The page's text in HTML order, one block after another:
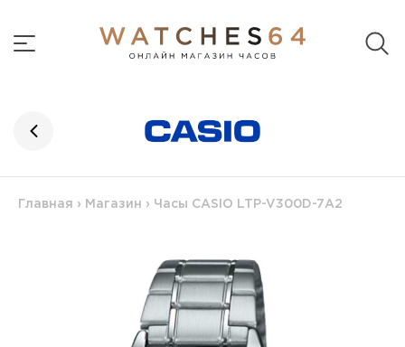
Главная › Магазин › Часы CASIO LTP-V300D-7A2